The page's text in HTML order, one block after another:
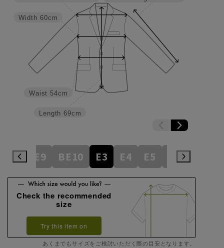
Length 69cm
Waist 54cm
Width 60cm
BE9 BE10 E3 E4 E5 E6
Check the recommended
size
Try this item on
あくまでもサイズをご検討いただく際の目安となります。